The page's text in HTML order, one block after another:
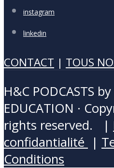
instagram
linkedin
CONTACT | TOUS
H&C PODCASTS
EDUCATION ·
rights reserved. |
confidantialité |
Conditions